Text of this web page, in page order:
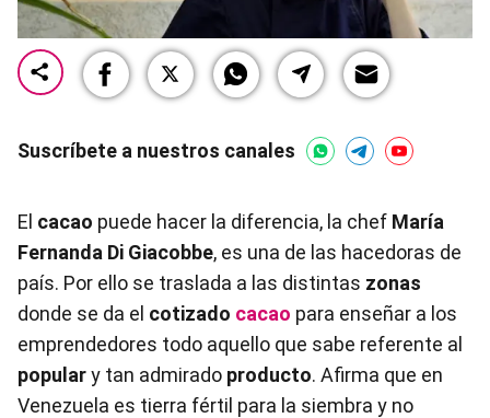
Suscríbete a nuestros canales
El cacao puede hacer la diferencia, la chef María
Fernanda Di Giacobbe, es una de las hacedoras de
país. Por ello se traslada a las distintas zonas
donde se da el cotizado cacao para enseñar a los
emprendedores todo aquello que sabe referente al
populary tan admirado producto. Afirma que en
Venezuela es tierra fértil para la siembra y no